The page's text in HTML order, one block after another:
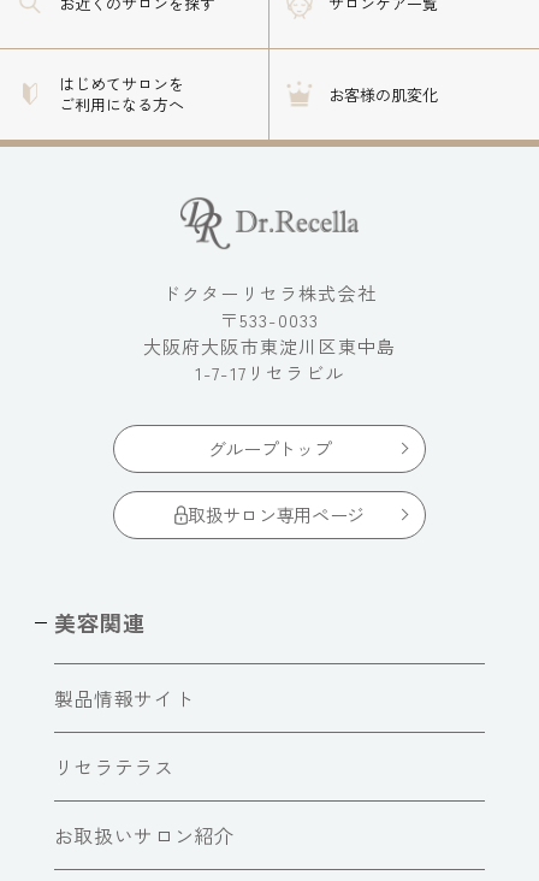
はじめてサロンを
ご利用になる方へ
お客様の肌変化
ドクターリセラ株式会社
〒533-0033
大阪府大阪市東淀川区東中島
1-7-17リセラビル
グループトップ
取扱サロン専用ページ
美容関連
製品情報サイト
リセラテラス
お取扱いサロン紹介